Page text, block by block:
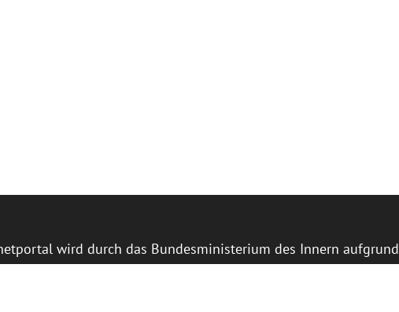
wird durch das Bundesministerium des Innern aufgrund
des Deutschen Bundestages gefördert.